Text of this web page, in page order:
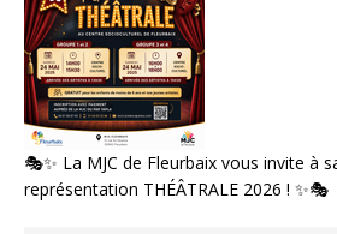
🎭✨ La MJC de Fleurbaix vous invite à
représentation THÉÂTRALE 2026 ! ✨🎭